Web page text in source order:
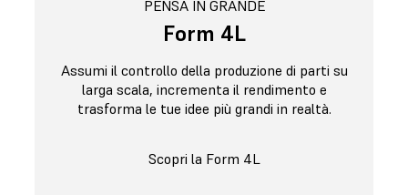
PENSA IN GRANDE
Form 4L
Assumi il controllo della produzione di parti su
larga scala, incrementa il rendimento e
trasforma le tue idee più grandi in realtà.
Scopri la Form 4L